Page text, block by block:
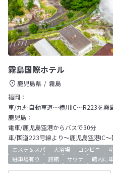
霧島国際ホテル
鹿児島県
霧島
福岡：
車/九州自動車道～横川IC～R223を霧
鹿児島：
電車/鹿児島空港からバスで30分
車/国道223号線より～鹿児島空港IC
エステ＆スパ 大浴場 コンビニ
駐車場有り
旅館 サウナ 館内に